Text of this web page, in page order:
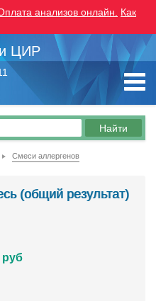
анализов онлайн.
Как
ЦИР
Смеси аллергенов
(общий результат)
руб